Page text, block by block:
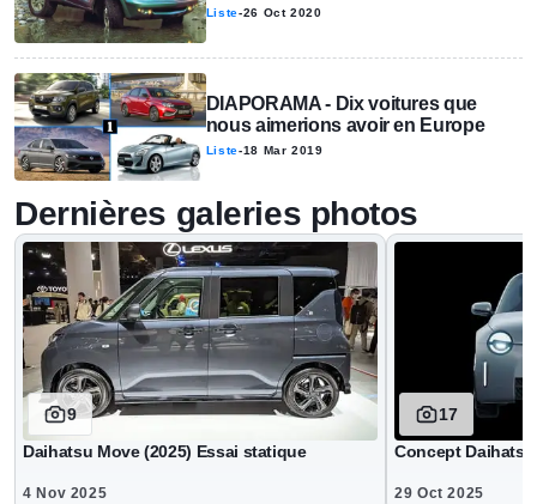
Liste-26 Oct 2020
DIAPORAMA - Dix voitures que
nous aimerions avoir en Europe
Liste-18 Mar 2019
Dernières galeries photos
9
Daihatsu Move (2025) Essai statique
4 Nov 2025
17
Concept
29 Oct 2025